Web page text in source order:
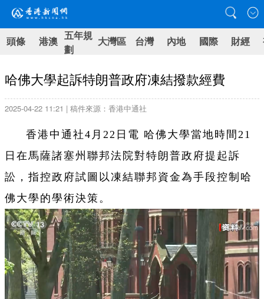
頭條 港澳 五年規
劃
大灣區 台灣 內地 國際 財經
哈佛大學起訴特朗普政府凍結撥款經費
2025-04-22 11:21 | 稿件來源：香港中通社
香港中通社4月22日電 哈佛大學當地時間21
日在馬薩諸塞州聯邦法院對特朗普政府提起訴
訟，指控政府試圖以凍結聯邦資金為手段控制哈
佛大學的學術決策。